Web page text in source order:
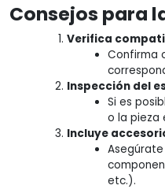
Consejos para
Verifica
Confirma
Inspección del
Si es
o la pieza
Incluye
etc.).